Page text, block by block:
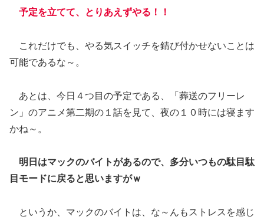
予定を立てて、とりあえずやる！！
これだけでも、やる気スイッチを錆び付かせないことは
可能であるな～。
あとは、今日４つ目の予定である、「葬送のフリーレ
ン」のアニメ第二期の１話を見て、夜の１０時には寝ます
かね～。
明日はマックのバイトがあるので、多分いつもの駄目駄
目モードに戻ると思いますがｗ
というか、マックのバイトは、な～んもストレスを感じ